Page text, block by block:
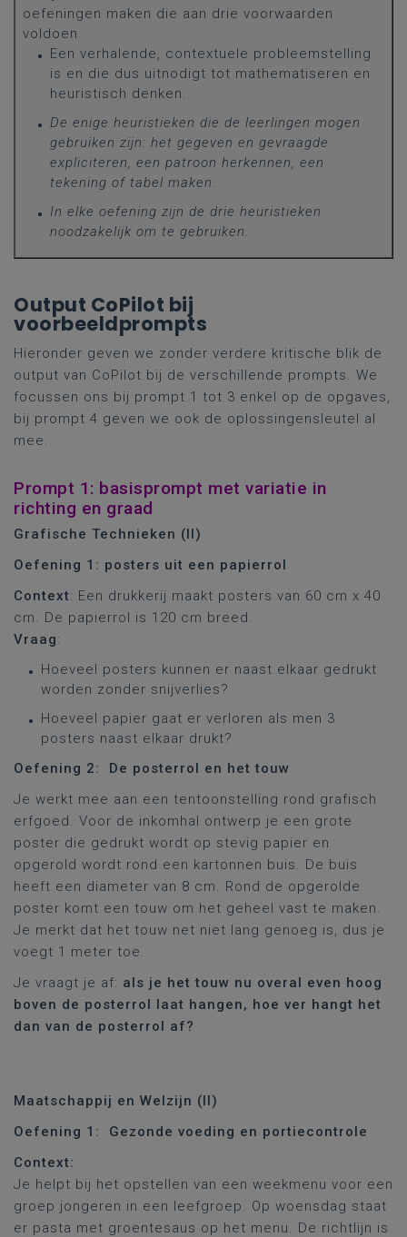
oefeningen maken die aan drie voorwaarden
voldoen
Een verhalende, contextuele probleemstelling
is en die dus uitnodigt tot mathematiseren en
heuristisch denken.
De enige heuristieken die de leerlingen mogen
gebruiken zijn: het gegeven en gevraagde
expliciteren, een patroon herkennen, een
tekening of tabel maken.
In elke oefening zijn de drie heuristieken
noodzakelijk om te gebruiken.
Output CoPilot bij
voorbeeldprompts
Hieronder geven we zonder verdere kritische blik de
output van CoPilot bij de verschillende prompts. We
focussen ons bij prompt 1 tot 3 enkel op de opgaves,
bij prompt 4 geven we ook de oplossingensleutel al
mee.
Prompt 1: basisprompt met variatie in
richting en graad
Grafische Technieken (II)
Oefening 1: posters uit een papierrol
Context: Een drukkerij maakt posters van 60 cm x 40
cm. De papierrol is 120 cm breed.
Vraag:
Hoeveel posters kunnen er naast elkaar gedrukt
worden zonder snijverlies?
Hoeveel papier gaat er verloren als men 3
posters naast elkaar drukt?
Oefening 2: De posterrol en het touw
Je werkt mee aan een tentoonstelling rond grafisch
erfgoed. Voor de inkomhal ontwerp je een grote
poster die gedrukt wordt op stevig papier en
opgerold wordt rond een kartonnen buis. De buis
heeft een diameter van 8 cm. Rond de opgerolde
poster komt een touw om het geheel vast te maken.
Je merkt dat het touw net niet lang genoeg is, dus je
voegt 1 meter toe.
Je vraagt je af: als je het touw nu overal even hoog
boven de posterrol laat hangen, hoe ver hangt het
dan van de posterrol af?
Maatschappij en Welzijn (II)
Oefening 1: Gezonde voeding en portiecontrole
Context:
Je helpt bij het opstellen van een weekmenu voor een
groep jongeren in een leefgroep. Op woensdag staat
er pasta met groentesaus op het menu. De richtlijn is